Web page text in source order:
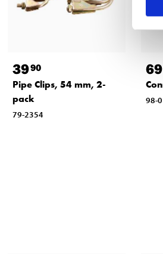
3990
Pipe Clips, 54 mm, 2-
pack
79-2354
69
98-